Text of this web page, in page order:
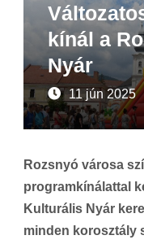
kínál a
Nyár
11 jún 2025
Rozsnyó városa
programkínálattal
Kulturális Nyár
minden korosztály